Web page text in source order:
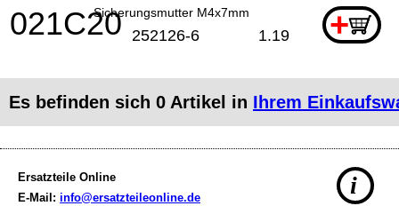
Sicherungsmutter M4x7mm +
021C20 252126-6 1.19
Es befinden sich 0 Artikel in Ihrem
Ersatzteile Online
E-Mail: info@ersatzteileonline.de i